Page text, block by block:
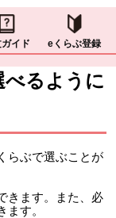
イド eくらぶ登録
べるように
らぶで選ぶことが
きます。また、必
す。